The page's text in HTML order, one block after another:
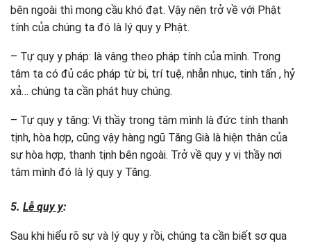
bên ngoài thì mong cầu khó đạt. Vậy nên trở về với Phật
tính của chúng ta đó là lý quy y Phật.
– Tự quy y pháp: là vâng theo pháp tính của mình. Trong
tâm ta có đủ các pháp từ bi, trí tuệ, nhẫn nhục, tinh tấn , hỷ
xả… chúng ta cần phát huy chúng.
– Tự quy y tăng: Vị thầy trong tâm mình là đức tính thanh
tịnh, hòa hợp, cũng vậy hàng ngũ Tăng Già là hiện thân của
sự hòa hợp, thanh tịnh bên ngoài. Trở về quy y vị thầy nơi
tâm mình đó là lý quy y Tăng.
5. Lễ quy y:
Sau khi hiểu rõ sự và lý quy y rồi, chúng ta cần biết sơ qua